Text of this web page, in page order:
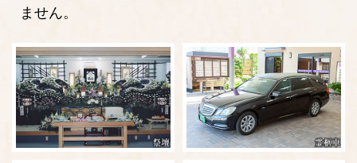
ません。